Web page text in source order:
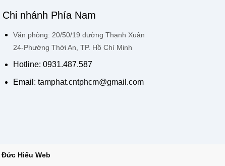
Chi nhánh Phía Nam
Văn phòng: 20/50/19 đường Thạnh Xuân
24-Phường Thới An, TP. Hồ Chí Minh
Hotline: 0931.487.587
Email: tamphat.cntphcm@gmail.com
Đức Hiếu Web